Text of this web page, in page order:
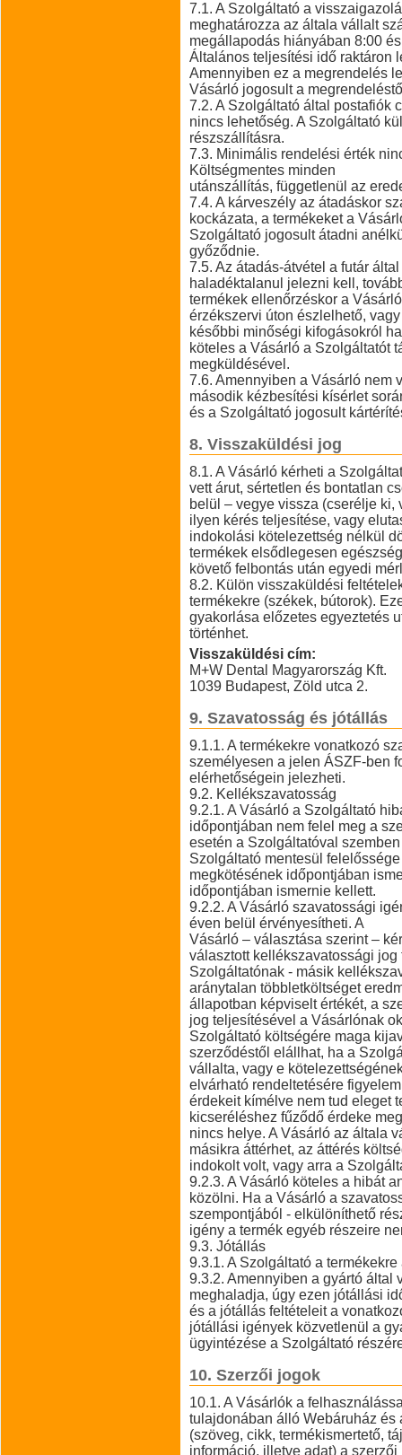
7.1. A Szolgáltató a
meghatározza az általa vállalt
megállapodás hiányában 8:00
Általános teljesítési idő raktáron
Amennyiben ez a megrendelés
Vásárló jogosult a
7.2. A Szolgáltató által postafiók
nincs lehetőség. A Szolgáltató
részszállításra.
7.3. Minimális rendelési érték
Költségmentes minden
utánszállítás, függetlenül az
7.4. A kárveszély az átadáskor
kockázata, a termékeket a
Szolgáltató jogosult átadni
győződnie.
7.5. Az átadás-átvétel a futár
haladéktalanul jelezni kell,
termékek ellenőrzéskor a
érzékszervi úton észlelhető,
későbbi minőségi kifogásokról
köteles a Vásárló a Szolgáltatót
megküldésével.
7.6. Amennyiben a Vásárló nem
második kézbesítési kísérlet
és a Szolgáltató jogosult
8. Visszaküldési jog
8.1. A Vásárló kérheti a
vett árut, sértetlen és bontatlan
belül – vegye vissza (cserélje
ilyen kérés teljesítése, vagy
indokolási kötelezettség nélkül
termékek elsődlegesen
követő felbontás után egyedi
8.2. Külön visszaküldési
termékekre (székek, bútorok).
gyakorlása előzetes egyeztetés
történhet.
Visszaküldési cím:
M+W Dental Magyarország Kft.
1039 Budapest, Zöld utca 2.
9. Szavatosság és jótállás
9.1.1. A termékekre vonatkozó
személyesen a jelen ÁSZF-ben
elérhetőségein jelezheti.
9.2. Kellékszavatosság
9.2.1. A Vásárló a Szolgáltató
időpontjában nem felel meg a
esetén a Szolgáltatóval
Szolgáltató mentesül
megkötésének időpontjában
időpontjában ismernie kellett.
9.2.2. A Vásárló szavatossági
éven belül érvényesítheti. A
Vásárló – választása szerint –
választott kellékszavatossági
Szolgáltatónak - másik
aránytalan többletköltséget
állapotban képviselt értékét, a
jog teljesítésével a Vásárlónak
Szolgáltató költségére maga
szerződéstől elállhat, ha a
vállalta, vagy e
elvárható rendeltetésére
érdekeit kímélve nem tud eleget
kicseréléshez fűződő érdeke
nincs helye. A Vásárló az általa
másikra áttérhet, az áttérés
indokolt volt, vagy arra a
9.2.3. A Vásárló köteles a hibát
közölni. Ha a Vásárló a
szempontjából - elkülöníthető
igény a termék egyéb részeire
9.3. Jótállás
9.3.1. A Szolgáltató a
9.3.2. Amennyiben a gyártó által
meghaladja, úgy ezen jótállási
és a jótállás feltételeit a
jótállási igények közvetlenül a
ügyintézése a Szolgáltató
10. Szerzői jogok
10.1. A Vásárlók a
tulajdonában álló Webáruház és
(szöveg, cikk, termékismertető,
információ, illetve adat) a